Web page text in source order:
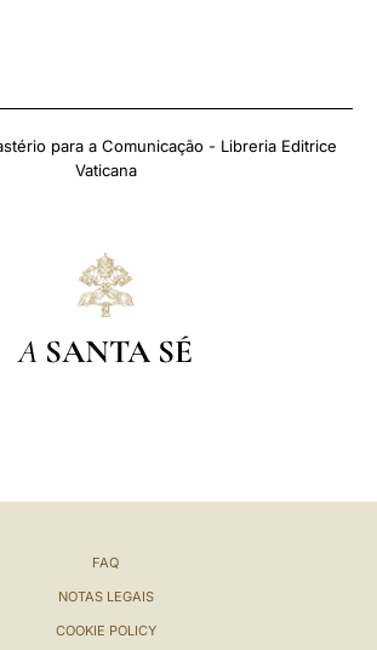
para a Comunicação - Libreria Editrice
Vaticana
A SANTA SÉ
FAQ
NOTAS LEGAIS
COOKIE POLICY